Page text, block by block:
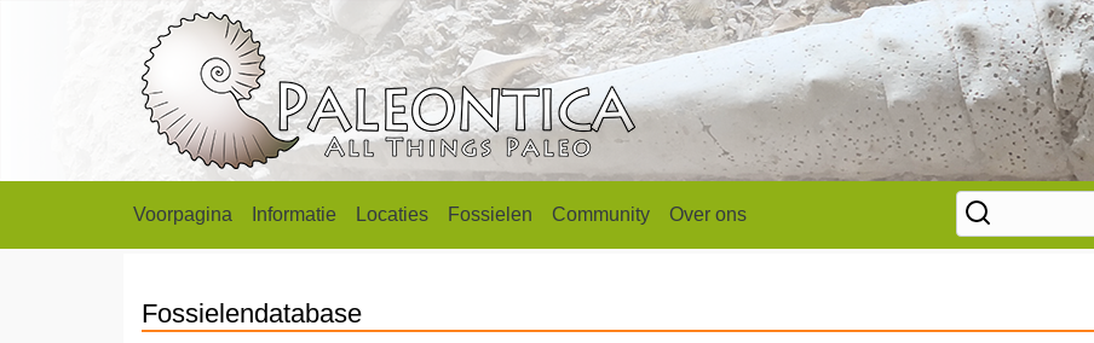
Voorpagina Informatie Locaties Fossielen Community Over ons
Fossielendatabase